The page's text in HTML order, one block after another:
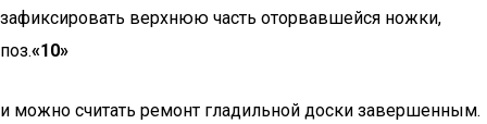
зафиксировать верхнюю часть оторвавшейся ножки,
поз.«10»
и можно считать ремонт гладильной доски завершенным.